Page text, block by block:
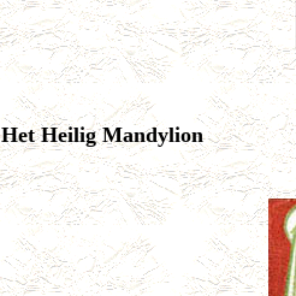
Het Heilig Mandylion